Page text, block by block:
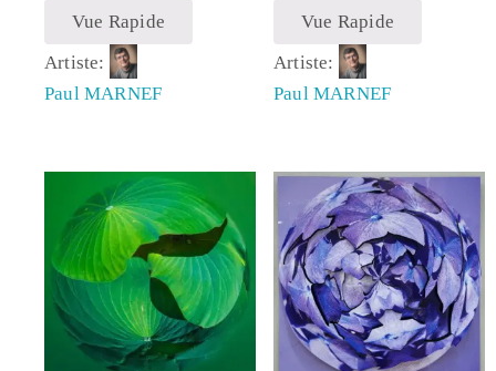
Vue Rapide
Artiste:
Paul MARNEF
Vue Rapide
Artiste:
Paul MARNEF